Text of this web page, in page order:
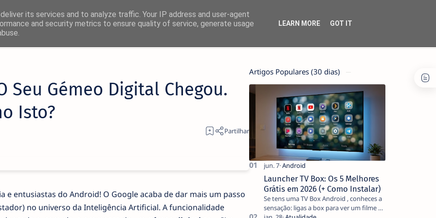
×
🚀
favoritas:
Seu Gémeo Digital Chegou.
Isto?
e entusiastas do Android! O Google acaba de dar mais um passo
no universo da Inteligência Artificial. A funcionalidade
Artigos Populares (30 dias)
Launcher TV Box: Os 5 Melhores
Grátis em 2026 (+ Como Instalar)
Se tens uma TV Box Android , conheces a
sensação: ligas a box para ver um filme e
its services and to analyze traffic. Your IP address and user-agent
and security metrics to ensure quality of service, generate usage
LEARN MORE GOT IT